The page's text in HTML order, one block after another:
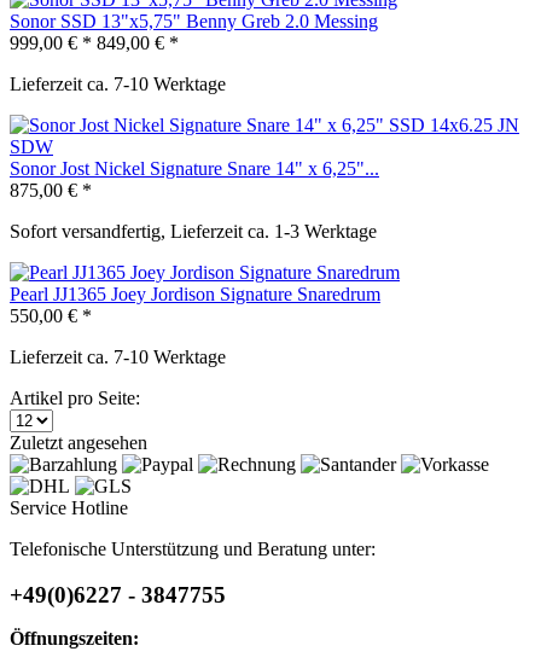
Sonor SSD 13"x5,75" Benny Greb 2.0 Messing
999,00 € * 849,00 € *
Lieferzeit ca. 7-10 Werktage
Sonor Jost Nickel Signature Snare 14" x 6,25"...
875,00 € *
Sofort versandfertig, Lieferzeit ca. 1-3 Werktage
Pearl JJ1365 Joey Jordison Signature Snaredrum
550,00 € *
Lieferzeit ca. 7-10 Werktage
Artikel pro Seite:
Zuletzt angesehen
Service Hotline
Telefonische Unterstützung und Beratung unter:
+49(0)6227 - 3847755
Öffnungszeiten: